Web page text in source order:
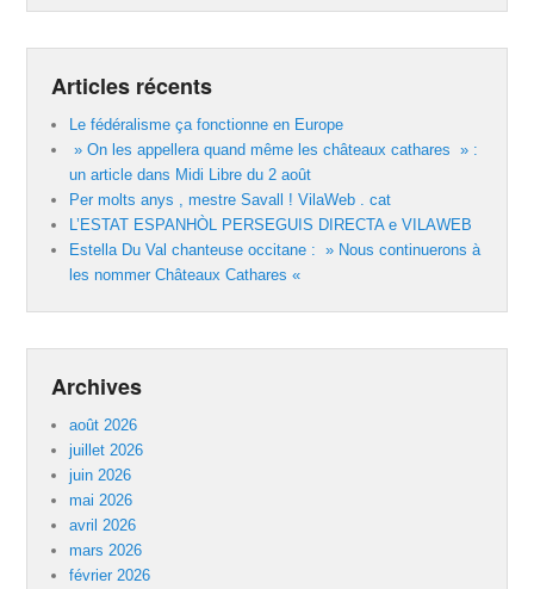
Articles récents
Le fédéralisme ça fonctionne en Europe
» On les appellera quand même les châteaux cathares » :
un article dans Midi Libre du 2 août
Per molts anys , mestre Savall ! VilaWeb . cat
L’ESTAT ESPANHÒL PERSEGUIS DIRECTA e VILAWEB
Estella Du Val chanteuse occitane : » Nous continuerons à
les nommer Châteaux Cathares «
Archives
août 2026
juillet 2026
juin 2026
mai 2026
avril 2026
mars 2026
février 2026